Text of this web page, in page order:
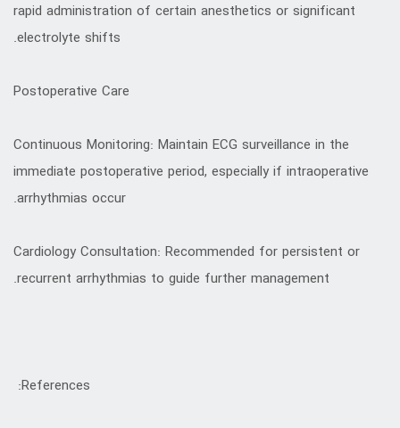
rapid administration of certain anesthetics or significant
electrolyte shifts.
Postoperative Care
Continuous Monitoring: Maintain ECG surveillance in the
immediate postoperative period, especially if intraoperative
arrhythmias occur.
Cardiology Consultation: Recommended for persistent or
recurrent arrhythmias to guide further management.
References: